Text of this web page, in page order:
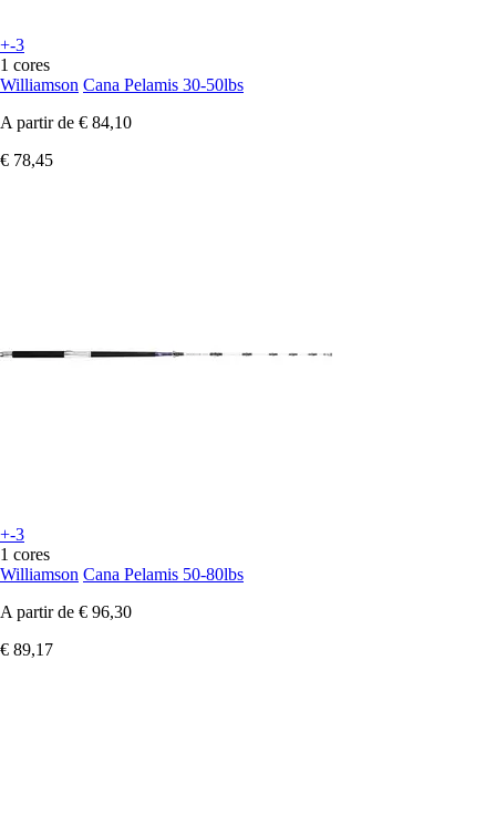
+-3
1 cores
Williamson Cana Pelamis 30-50lbs
A partir de € 84,10
€ 78,45
+-3
1 cores
Williamson Cana Pelamis 50-80lbs
A partir de € 96,30
€ 89,17